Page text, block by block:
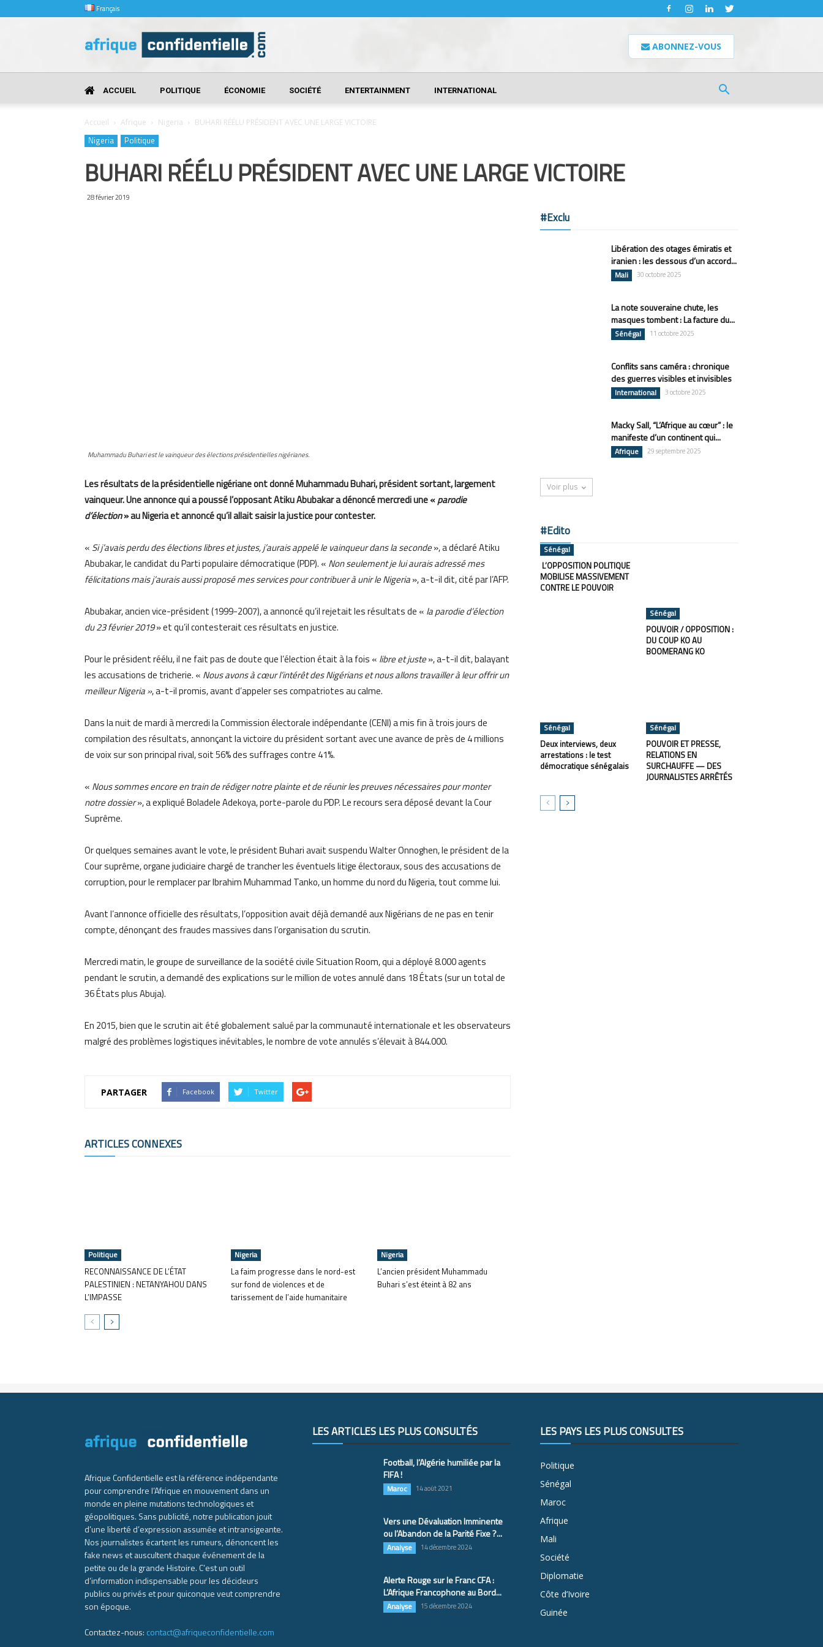
Français
Confidentielle
ABONNEZ-VOUS
ACCUEIL POLITIQUE ÉCONOMIE SOCIÉTÉ ENTERTAINMENT INTERNATIONAL
Accueil Afrique Nigeria BUHARI RÉÉLU PRÉSIDENT AVEC UNE LARGE VICTOIRE
Nigeria Politique
BUHARI RÉÉLU PRÉSIDENT AVEC UNE LARGE VICTOIRE
28 février 2019
Muhammadu Buhari est le vainqueur des élections présidentielles nigérianes.
Les résultats de la présidentielle nigériane ont donné Muhammadu Buhari, président sortant, largement
vainqueur. Une annonce qui a poussé l’opposant Atiku Abubakar a dénoncé mercredi une «parodie
d’élection» au Nigeria et annoncé qu’il allait saisir la justice pour contester.
« Si j’avais perdu des élections libres et justes, j’aurais appelé le vainqueur dans la seconde», a déclaré Atiku
Abubakar, le candidat du Parti populaire démocratique (PDP). « Non seulement je lui aurais adressé mes
félicitations mais j’aurais aussi proposé mes services pour contribuer à unir le Nigeria», a-t-il dit, cité par l’AFP.
Abubakar, ancien vice-président (1999-2007), a annoncé qu’il rejetait les résultats de « la parodie d’élection
du 23 février 2019» et qu’il contesterait ces résultats en justice.
Pour le président réélu, il ne fait pas de doute que l’élection était à la fois « libre et juste», a-t-il dit, balayant
les accusations de tricherie. « Nous avons à cœur l’intérêt des Nigérians et nous allons travailler à leur offrir un
meilleur Nigeria », a-t-il promis, avant d’appeler ses compatriotes au calme.
Dans la nuit de mardi à mercredi la Commission électorale indépendante (CENI) a mis fin à trois jours de
compilation des résultats, annonçant la victoire du président sortant avec une avance de près de 4 millions
de voix sur son principal rival, soit 56% des suffrages contre 41%.
« Nous sommes encore en train de rédiger notre plainte et de réunir les preuves nécessaires pour monter
notre dossier», a expliqué Boladele Adekoya, porte-parole du PDP. Le recours sera déposé devant la Cour
Suprême.
Or quelques semaines avant le vote, le président Buhari avait suspendu Walter Onnoghen, le président de la
Cour suprême, organe judiciaire chargé de trancher les éventuels litige électoraux, sous des accusations de
corruption, pour le remplacer par Ibrahim Muhammad Tanko, un homme du nord du Nigeria, tout comme lui.
Avant l’annonce officielle des résultats, l’opposition avait déjà demandé aux Nigérians de ne pas en tenir
compte, dénonçant des fraudes massives dans l’organisation du scrutin.
Mercredi matin, le groupe de surveillance de la société civile Situation Room, qui a déployé 8.000 agents
pendant le scrutin, a demandé des explications sur le million de votes annulé dans 18 États (sur un total de
36 États plus Abuja).
En 2015, bien que le scrutin ait été globalement salué par la communauté internationale et les observateurs
malgré des problèmes logistiques inévitables, le nombre de vote annulés s’élevait à 844.000.
PARTAGER Facebook Twitter
ARTICLES CONNEXES
Politique
RECONNAISSANCE DE L’ÉTAT
PALESTINIEN : NETANYAHOU DANS
L’IMPASSE
Nigeria
La faim progresse dans le nord-est
sur fond de violences et de
tarissement de l’aide humanitaire
Nigeria
L’ancien président Muhammadu
Buhari s’est éteint à 82 ans
#Exclu
Libération des otages émiratis et
iranien : les dessous d’un accord...
Mali 30 octobre 2025
La note souveraine chute, les
masques tombent : La facture du...
Sénégal 11 octobre 2025
Conflits sans caméra : chronique
des guerres visibles et invisibles
International 3 octobre 2025
Macky Sall, “L’Afrique au cœur” : le
manifeste d’un continent qui...
Afrique 29 septembre 2025
Voir plus
#Edito
Sénégal
L’OPPOSITION POLITIQUE
MOBILISE MASSIVEMENT
CONTRE LE POUVOIR
Sénégal
POUVOIR / OPPOSITION :
DU COUP KO AU
BOOMERANG KO
Sénégal
Deux interviews, deux
arrestations : le test
démocratique sénégalais
Sénégal
POUVOIR ET PRESSE,
RELATIONS EN
SURCHAUFFE — DES
JOURNALISTES ARRÊTÉS
Afrique Confidentielle est la référence indépendante
pour comprendre l’Afrique en mouvement dans un
monde en pleine mutations technologiques et
géopolitiques. Sans publicité, notre publication jouit
d’une liberté d’expression assumée et intransigeante.
Nos journalistes écartent les rumeurs, dénoncent les
fake news et auscultent chaque événement de la
petite ou de la grande Histoire. C’est un outil
d’information indispensable pour les décideurs
publics ou privés et pour quiconque veut comprendre
son époque.
Contactez-nous: contact@afriqueconfidentielle.com
LES ARTICLES LES PLUS CONSULTÉS
Football, l’Algérie humiliée par la
FIFA !
Maroc 14 août 2021
Vers une Dévaluation Imminente
ou l’Abandon de la Parité Fixe ?...
Analyse 14 décembre 2024
Alerte Rouge sur le Franc CFA :
L’Afrique Francophone au Bord...
Analyse 15 décembre 2024
LES PAYS LES PLUS CONSULTÉS
Politique
Sénégal
Maroc
Afrique
Mali
Société
Diplomatie
Côte d’Ivoire
Guinée